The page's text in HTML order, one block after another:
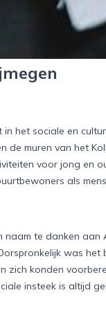
het sociale en
de muren van het
voor jong en
als
te danken aan
was
zich konden
insteek is altijd